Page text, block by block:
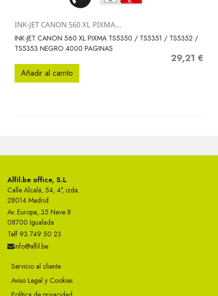
INK-JET CANON 560 XL PIXMA...
INK-JET CANON 560 XL PIXMA TS5350 / TS5351 / TS5352 /
TS5353 NEGRO 4000 PAGINAS
Precio
29,21 €
Añadir al carrito
Alfil.be office, S.L
Calle Alcalá, 54, 4°, izda.
28014 Madrid
Av. Europa, 35 Nave 8
08700 Igualada
Telf 93 749 50 23
info@alfil.be
Servicio al cliente
Aviso Legal y Cookies